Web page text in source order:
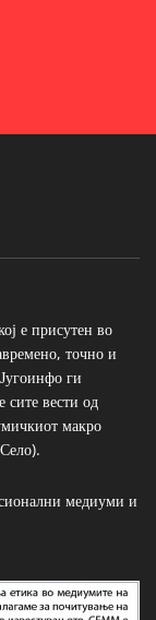
е присутен во
точно и
ги
сите вести од
макро
медиуми и